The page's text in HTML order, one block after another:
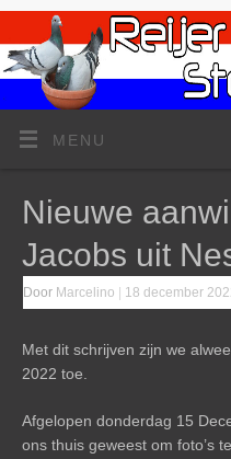
MENU
Nieuwe
Jacobs uit
Door Marcelino 18 december
Met dit schrijven zijn we
2022 toe.
Afgelopen donderdag 15
ons thuis geweest om foto’s